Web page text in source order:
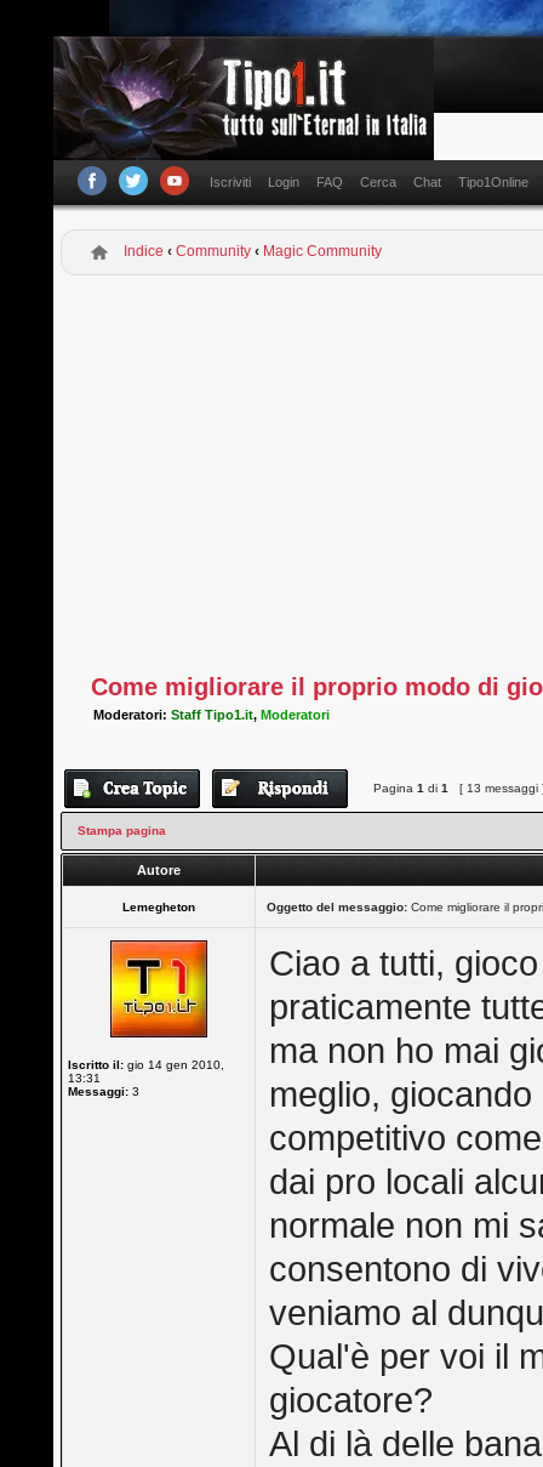
Iscriviti Login FAQ Cerca Chat Tipo1Online
Indice ‹ Community ‹ Magic Community
Come migliorare il proprio modo di
Moderatori:Staff Tipo1.it,Moderatori
Pagina1 di1 [ 13 messaggi
Stampa pagina
Autore
Lemegheton Oggetto del messaggio: Come migliorare il
Iscritto il: gio 14 gen 2010,
13:31
Messaggi: 3
Ciao a tutti,
praticamente
ma non ho mai
meglio,
competitivo
dai pro locali
normale non mi
consentono di
veniamo al
Qual'è per voi il
giocatore?
Al di là delle